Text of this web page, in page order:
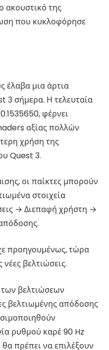
ακουστικό της
που κυκλοφόρησε
έλαβα μια άρτια
3 σήμερα. Η τελευταία
φέρνει
αξίας πολλών
χρήση της
Quest 3.
οι παίκτες μπορούν
στοιχεία
→ Διεπαφή χρήστη →
προηγουμένως, τώρα
νέες βελτιώσεις.
βελτιώσεων
βελτιωμένης απόδοσης
ρυθμού καρέ 90 Hz
πρέπει να επιλέξουν